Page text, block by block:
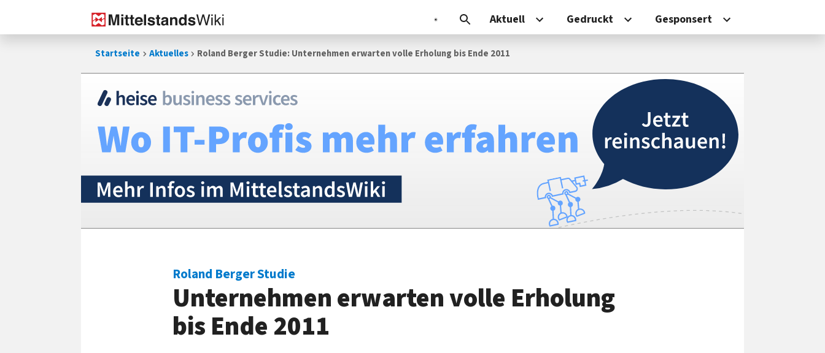
Aktuell Gedruckt Gesponsert
Startseite Aktuelles Roland Berger Studie: Unternehmen erwarten volle Erholung bis Ende 2011
Roland Berger Studie
Unternehmen erwarten volle Erholung
bis Ende 2011